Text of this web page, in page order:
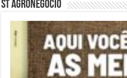
ST Agronegócio